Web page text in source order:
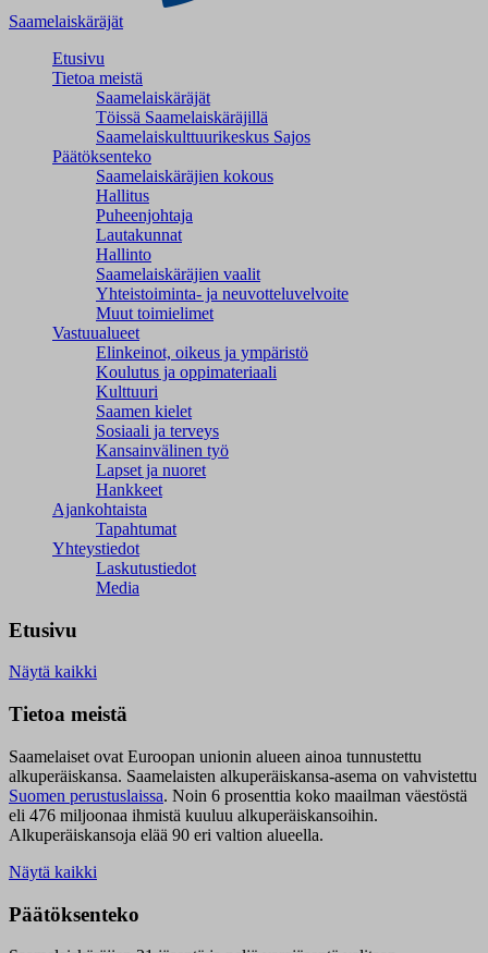
Saamelaiskäräjät
Etusivu
Tietoa meistä
Saamelaiskäräjät
Töissä Saamelaiskäräjillä
Saamelaiskulttuuri­keskus Sajos
Päätöksenteko
Saamelaiskäräjien kokous
Hallitus
Puheenjohtaja
Lautakunnat
Hallinto
Saamelaiskäräjien vaalit
Yhteistoiminta- ja neuvotteluvelvoite
Muut toimielimet
Vastuualueet
Elinkeinot, oikeus ja ympäristö
Koulutus ja oppimateriaali
Kulttuuri
Saamen kielet
Sosiaali ja terveys
Kansainvälinen työ
Lapset ja nuoret
Hankkeet
Ajankohtaista
Tapahtumat
Yhteystiedot
Laskutustiedot
Media
Etusivu
Näytä kaikki
Tietoa meistä
Saamelaiset ovat Euroopan unionin alueen ainoa tunnustettu
alkuperäiskansa. Saamelaisten alkuperäiskansa-asema on vahvistettu
Suomen perustuslaissa. Noin 6 prosenttia koko maailman väestöstä
eli 476 miljoonaa ihmistä kuuluu alkuperäiskansoihin.
Alkuperäiskansoja elää 90 eri valtion alueella.
Näytä kaikki
Päätöksenteko